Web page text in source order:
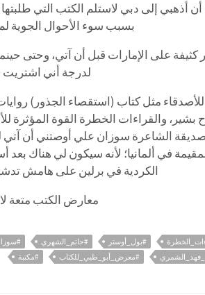
أذهبي إلى دبي لاستلم الكتب التي
بسبب سوء الأحوال الجوية
كثيفة على الإمارات قبل أن آتي، وحتى
لدرجة أني
للأصدقاء مثل كتاب (استقصاء الجذور)
بشير، والقراءات الخطرة القوة المؤثرة
الشاعرة سوزان علي أوصتني أن آتي
في ألمانيا؛ لأنه سيكون لي هناك
الكردية في برلين على هامش
معارض الكتب متعة
#بول_أوستر #حاتم_الشهري
#معرض_أبو_ظبي_للكتاب #مكتبة